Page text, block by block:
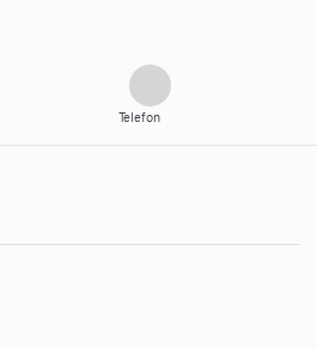
Telefon